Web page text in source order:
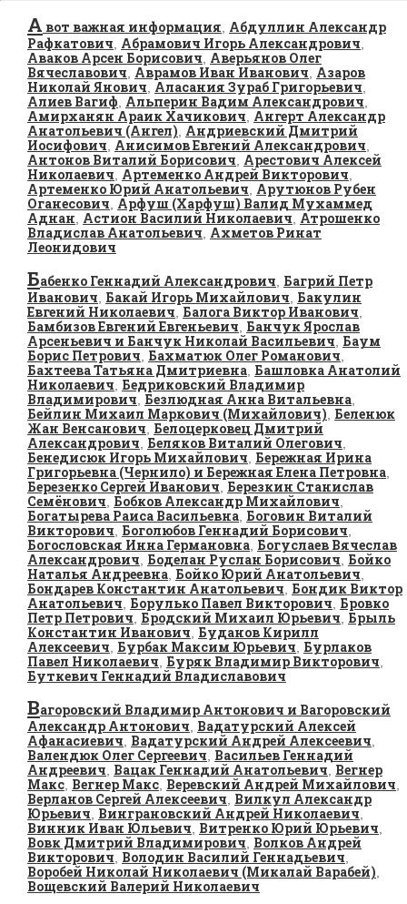
А вот важная информация, Абдуллин Александр
Рафкатович, Абрамович Игорь Александрович,
Аваков Арсен Борисович, Аверьянов Олег
Вячеславович, Аврамов Иван Иванович, Азаров
Николай Янович, Аласания Зураб Григорьевич,
Алиев Вагиф, Альперин Вадим Александрович,
Амирханян Араик Хачикович, Ангерт Александр
Анатольевич (Ангел), Андриевский Дмитрий
Иосифович, Анисимов Евгений Александрович,
Антонов Виталий Борисович, Арестович Алексей
Николаевич, Артеменко Андрей Викторович,
Артеменко Юрий Анатольевич, Арутюнов Рубен
Оганесович, Арфуш (Харфуш) Валид Мухаммед
Аднан, Астион Василий Николаевич, Атрошенко
Владислав Анатольевич, Ахметов Ринат
Леонидович
Бабенко Геннадий Александрович, Багрий Петр
Иванович, Бакай Игорь Михайлович, Бакулин
Евгений Николаевич, Балога Виктор Иванович,
Бамбизов Евгений Евгеньевич, Банчук Ярослав
Арсеньевич и Банчук Николай Васильевич, Баум
Борис Петрович, Бахматюк Олег Романович,
Бахтеева Татьяна Дмитриевна, Башловка Анатолий
Николаевич, Бедриковский Владимир
Владимирович, Безлюдная Анна Витальевна,
Бейлин Михаил Маркович (Михайлович), Беленюк
Жан Венсанович, Белоцерковец Дмитрий
Александрович, Беляков Виталий Олегович,
Бенедисюк Игорь Михайлович, Бережная Ирина
Григорьевна (Чернило) и Бережная Елена Петровна,
Березенко Сергей Иванович, Березкин Станислав
Семёнович, Бобков Александр Михайлович,
Богатырева Раиса Васильевна, Боговин Виталий
Викторович, Боголюбов Геннадий Борисович,
Богословская Инна Германовна, Богуслаев Вячеслав
Александрович, Боделан Руслан Борисович, Бойко
Наталья Андреевна, Бойко Юрий Анатольевич,
Бондарев Константин Анатольевич, Бондик Виктор
Анатольевич, Борулько Павел Викторович, Бровко
Петр Петрович, Бродский Михаил Юрьевич, Брыль
Константин Иванович, Буданов Кирилл
Алексеевич, Бурбак Максим Юрьевич, Бурлаков
Павел Николаевич, Буряк Владимир Викторович,
Буткевич Геннадий Владиславович
Вагоровский Владимир Антонович и Вагоровский
Александр Антонович, Вадатурский Алексей
Афанасиевич, Вадатурский Андрей Алексеевич,
Валендюк Олег Сергеевич, Васильев Геннадий
Андреевич, Вацак Геннадий Анатольевич, Вегнер
Макс, Вегнер Макс, Веревский Андрей Михайлович,
Верланов Сергей Алексеевич, Вилкул Александр
Юрьевич, Винграновский Андрей Николаевич,
Винник Иван Юльевич, Витренко Юрий Юрьевич,
Вовк Дмитрий Владимирович, Волков Андрей
Викторович, Володин Василий Геннадьевич,
Воробей Николай Николаевич (Микалай Варабей),
Вощевский Валерий Николаевич